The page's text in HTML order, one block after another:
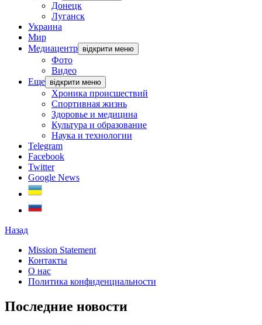
Донецк
Луганск
Украина
Мир
Медиацентр відкрити меню
Фото
Видео
Еще відкрити меню
Хроника происшествий
Спортивная жизнь
Здоровье и медицина
Культура и образование
Наука и технологии
Telegram
Facebook
Twitter
Google News
Назад
Mission Statement
Контакты
О нас
Политика конфиденциальности
Последние новости